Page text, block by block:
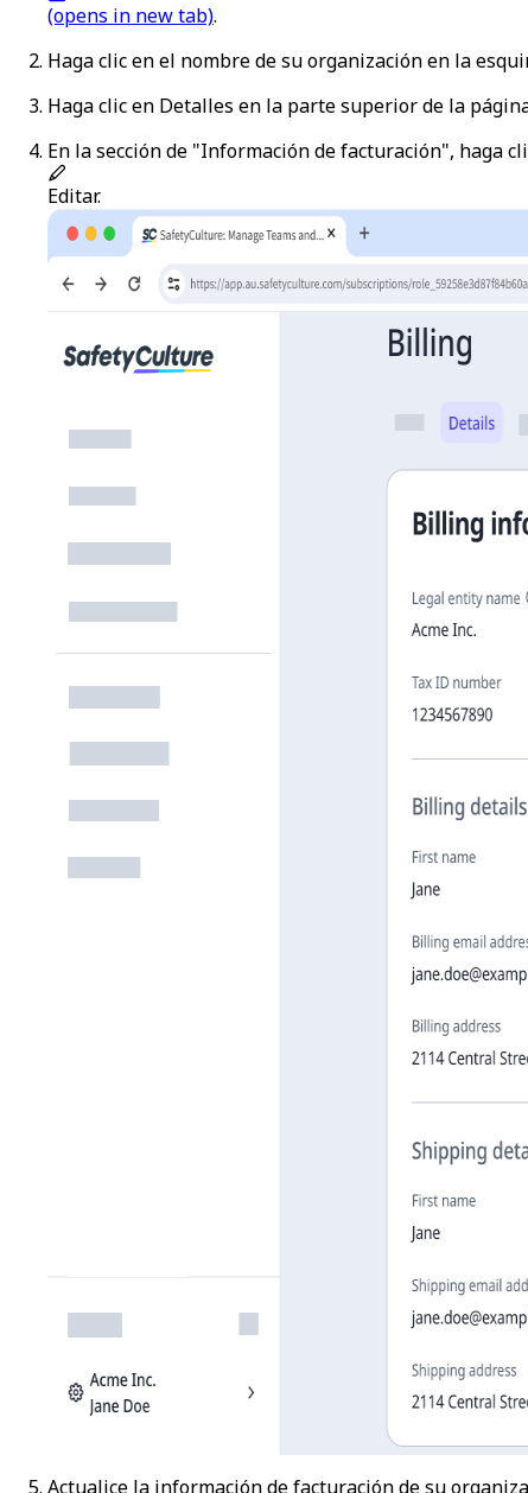
(opens in new tab).
Haga clic en el nombre de su organización en la
Haga clic en Detalles en la parte superior de la
En la sección de "Información de facturación", haga
Editar.
Actualice la información de facturación de su